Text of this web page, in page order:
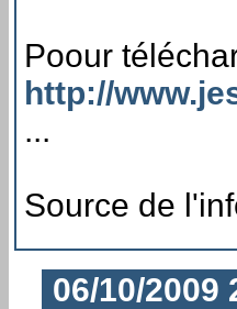
Poour
http://
...
Source de
06/10/2009